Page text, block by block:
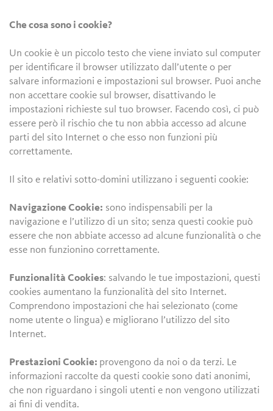
Che cosa sono i cookie?
Un cookie è un piccolo testo che viene inviato sul computer
per identificare il browser utilizzato dall’utente o per
salvare informazioni e impostazioni sul browser. Puoi anche
non accettare cookie sul browser, disattivando le
impostazioni richieste sul tuo browser. Facendo così, ci può
essere però il rischio che tu non abbia accesso ad alcune
parti del sito Internet o che esso non funzioni più
correttamente.
Il sito e relativi sotto-domini utilizzano i seguenti cookie:
Navigazione Cookie: sono indispensabili per la
navigazione e l’utilizzo di un sito; senza questi cookie può
essere che non abbiate accesso ad alcune funzionalità o che
esse non funzionino correttamente.
Funzionalità Cookies: salvando le tue impostazioni, questi
cookies aumentano la funzionalità del sito Internet.
Comprendono impostazioni che hai selezionato (come
nome utente o lingua) e migliorano l’utilizzo del sito
Internet.
Prestazioni Cookie: provengono da noi o da terzi. Le
informazioni raccolte da questi cookie sono dati anonimi,
che non riguardano i singoli utenti e non vengono utilizzati
ai fini di vendita.